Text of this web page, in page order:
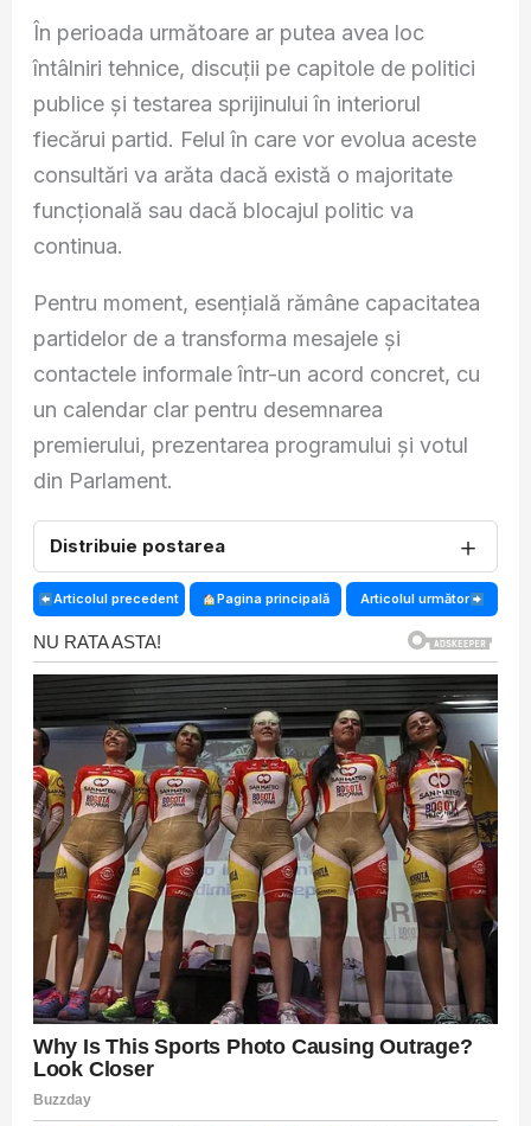
În perioada următoare ar putea avea loc
întâlniri tehnice, discuții pe capitole de politici
publice și testarea sprijinului în interiorul
fiecărui partid. Felul în care vor evolua aceste
consultări va arăta dacă există o majoritate
funcțională sau dacă blocajul politic va
continua.
Pentru moment, esențială rămâne capacitatea
partidelor de a transforma mesajele și
contactele informale într-un acord concret, cu
un calendar clar pentru desemnarea
premierului, prezentarea programului și votul
din Parlament.
Distribuie postarea ＋
Articolul precedent Pagina principală Articolul următor